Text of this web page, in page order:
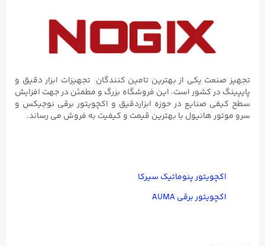
تجهیز صنعت یکی از بهترین تامین کنندگان تجهیزات ابزار دقیق و
پایپینگ در کشور است. این فروشگاه بزرگ و مطمئن در جهت افزایش
سطح کیفی صنایع در حوزه ابزاردقیق و اکچویتور برقی نوجیکس و
سرو موتور هانیول با بهترین قیمت و کیفیت به فروش می رساند.
اکچویتور پنوماتیک سیرکا
اکچویتور برقی AUMA